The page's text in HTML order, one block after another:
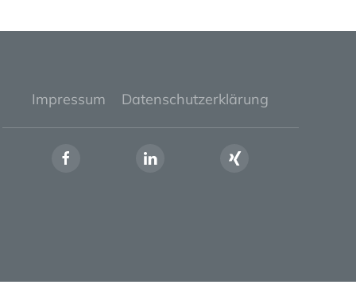
Impressum Datenschutzerklärung